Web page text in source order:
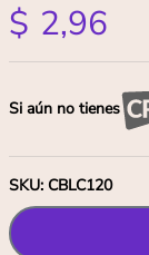
$ 2,96
Si aún no tienes
SKU: CBLC120